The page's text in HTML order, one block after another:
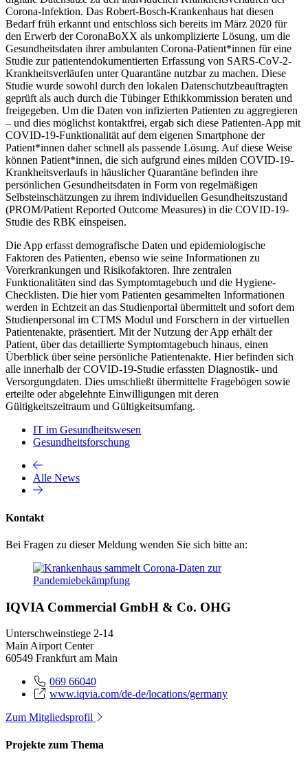
Corona-Infektion. Das Robert-Bosch-Krankenhaus hat diesen
Bedarf früh erkannt und entschloss sich bereits im März 2020 für
den Erwerb der CoronaBoXX als unkomplizierte Lösung, um die
Gesundheitsdaten ihrer ambulanten Corona-Patient*innen für eine
Studie zur patientendokumentierten Erfassung von SARS-CoV-2-
Krankheitsverläufen unter Quarantäne nutzbar zu machen. Diese
Studie wurde sowohl durch den lokalen Datenschutzbeauftragten
geprüft als auch durch die Tübinger Ethikkommission beraten und
freigegeben. Um die Daten von infizierten Patienten zu aggregieren
– und dies möglichst kontaktfrei, ergab sich diese Patienten-App mit
COVID-19-Funktionalität auf dem eigenen Smartphone der
Patient*innen daher schnell als passende Lösung. Auf diese Weise
können Patient*innen, die sich aufgrund eines milden COVID-19-
Krankheitsverlaufs in häuslicher Quarantäne befinden ihre
persönlichen Gesundheitsdaten in Form von regelmäßigen
Selbsteinschätzungen zu ihrem individuellen Gesundheitszustand
(PROM/Patient Reported Outcome Measures) in die COVID-19-
Studie des RBK einspeisen.
Die App erfasst demografische Daten und epidemiologische
Faktoren des Patienten, ebenso wie seine Informationen zu
Vorerkrankungen und Risikofaktoren. Ihre zentralen
Funktionalitäten sind das Symptomtagebuch und die Hygiene-
Checklisten. Die hier vom Patienten gesammelten Informationen
werden in Echtzeit an das Studienportal übermittelt und sofort dem
Studienpersonal im CTMS Modul und Forschern in der virtuellen
Patientenakte, präsentiert. Mit der Nutzung der App erhält der
Patient, über das detaillierte Symptomtagebuch hinaus, einen
Überblick über seine persönliche Patientenakte. Hier befinden sich
alle innerhalb der COVID-19-Studie erfassten Diagnostik- und
Versorgungdaten. Dies umschließt übermittelte Fragebögen sowie
erteilte oder abgelehnte Einwilligungen mit deren
Gültigkeitszeitraum und Gültigkeitsumfang.
IT im Gesundheitswesen
Gesundheitsforschung
Alle News
Kontakt
Bei Fragen zu dieser Meldung wenden Sie sich bitte an:
IQVIA Commercial GmbH & Co. OHG
Unterschweinstiege 2-14
Main Airport Center
60549 Frankfurt am Main
069 66040
www.iqvia.com/de-de/locations/germany
Zum Mitgliedsprofil
Projekte zum Thema